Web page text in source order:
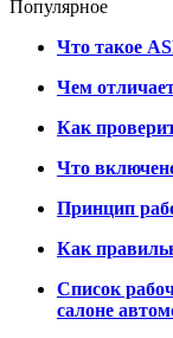
Популярное
Что такое
Чем
Как
Что
Принцип
Как
Список
салоне